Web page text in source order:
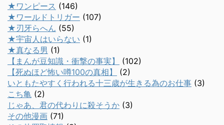
★ワンピース (146)
★ワールドトリガー (107)
★刃牙らへん (55)
★宇宙人はいらない (1)
★真なる男 (1)
【まんが豆知識・衝撃の事実】
(102)
【死ぬほど怖い噂100の真相】
(2)
いともたやすく行われる十三歳が生きる為のお仕事 (3)
こち亀 (2)
じゃあ、君の代わりに殺そうか (3)
その他漫画 (71)